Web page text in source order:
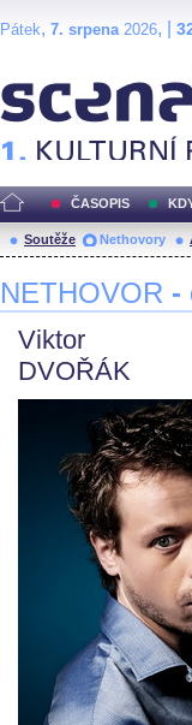
Pátek, 7. srpena2026, |
ČASOPIS
Soutěže Nethovory
NETHOVOR -
Viktor
DVOŘÁK